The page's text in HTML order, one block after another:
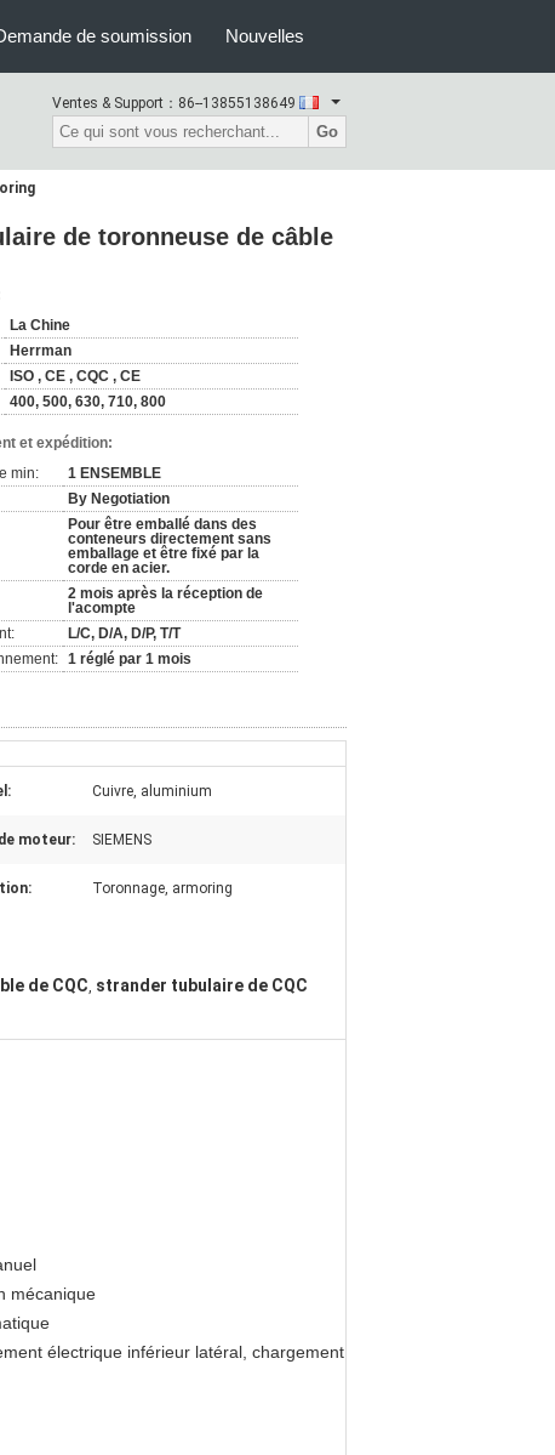
de soumission Nouvelles
Ventes & Support： 86--13855138649
Go
de toronneuse de câble
La Chine
Herrman
ISO , CE , CQC , CE
400, 500, 630, 710, 800
et expédition:
min:
1 ENSEMBLE
By Negotiation
Pour être emballé dans des
conteneurs directement sans
emballage et être fixé par la
corde en acier.
2 mois après la réception de
l'acompte
L/C, D/A, D/P, T/T
1 réglé par 1 mois
Cuivre, aluminium
moteur: SIEMENS
Toronnage, armoring
de CQC, strander tubulaire de CQC
mécanique
électrique inférieur latéral, chargement